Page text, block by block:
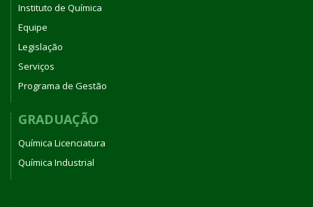
Instituto de Química
Equipe
Legislação
Serviços
Programa de Gestão
GRADUAÇÃO
Química Licenciatura
Química Industrial